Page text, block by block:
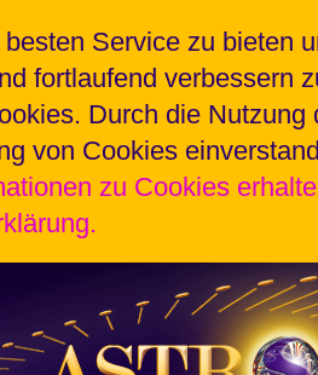
Service zu bieten
fortlaufend verbessern
Durch die
von Cookies
zu Cookies